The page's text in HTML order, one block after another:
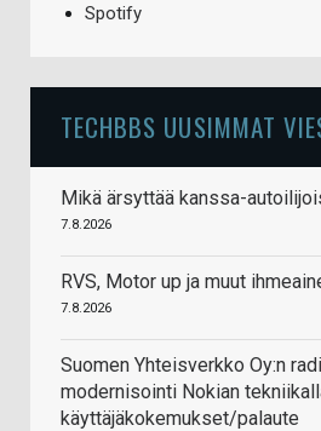
Spotify
TECHBBS UUSIMMAT
Mikä ärsyttää kanssa-
7.8.2026
RVS, Motor up ja muut
7.8.2026
Suomen Yhteisverkko Oy:n
modernisointi Nokian
käyttäjäkokemukset/palaute